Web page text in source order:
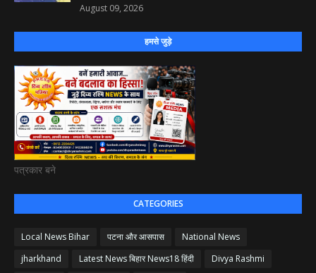
August 09, 2026
हमसे जुड़े
पत्रकार बने
CATEGORIES
Local News Bihar पटना और आसपास
National News
jharkhand
Latest News बिहार News18 हिंदी
Divya Rashmi